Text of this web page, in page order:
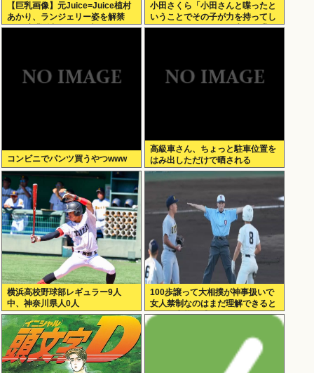
【巨乳画像】元Juice=Juice植村
あかり、ランジェリー姿を解禁
www卒業後初フォトブックで
小田さくら「小田さんと喋ったと
いうことでその子が力を持ってし
まわないように、研修生とは喋ら
コンビニでパンツ買うやつwww
高級車さん、ちょっと駐車位置を
はみ出しただけで晒される
wwwWwwWWw
横浜高校野球部レギュラー9人
中、神奈川県人0人
100歩譲って大相撲が神事扱いで
女人禁制なのはまだ理解できると
して、高校野球のグラウンドが女